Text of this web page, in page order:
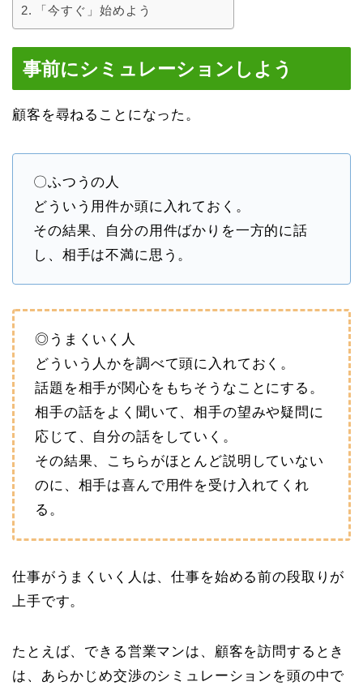
「今すぐ」始めよう
事前にシミュレーションしよう
顧客を尋ねることになった。
〇ふつうの人
どういう用件か頭に入れておく。
その結果、自分の用件ばかりを一方的に話
し、相手は不満に思う。
◎うまくいく人
どういう人かを調べて頭に入れておく。
話題を相手が関心をもちそうなことにする。
相手の話をよく聞いて、相手の望みや疑問に
応じて、自分の話をしていく。
その結果、こちらがほとんど説明していない
のに、相手は喜んで用件を受け入れてくれ
る。
仕事がうまくいく人は、仕事を始める前の段取りが
上手です。
たとえば、できる営業マンは、顧客を訪問するとき
は、あらかじめ交渉のシミュレーションを頭の中で